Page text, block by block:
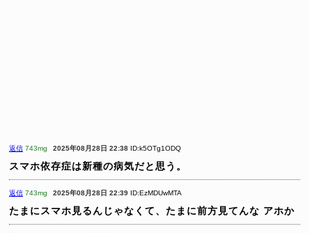
返信 743mg 2025年08月28日 22:38 ID:k5OTg1ODQ
スマホ依存症は新種の病気だと思う。
返信 743mg 2025年08月28日 22:39 ID:EzMDUwMTA
たまにスマホ見るんじゃなくて、たまに前方見てんな アホか